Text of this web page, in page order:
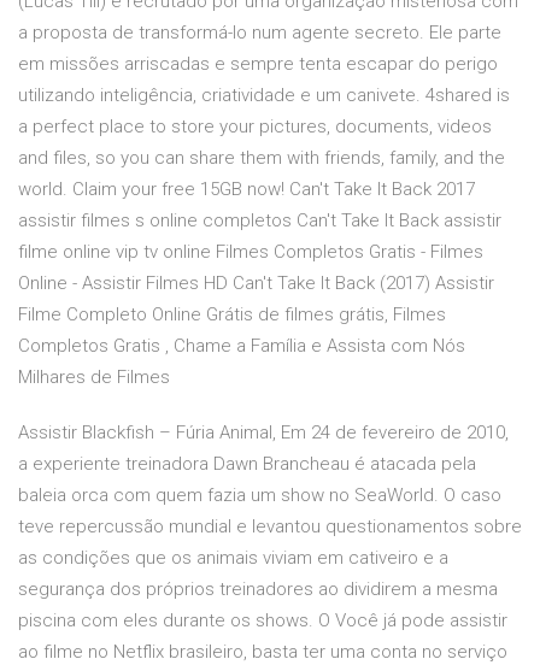
a proposta de transformá-lo num agente secreto. Ele parte
em missões arriscadas e sempre tenta escapar do perigo
utilizando inteligência, criatividade e um canivete. 4shared is
a perfect place to store your pictures, documents, videos
and files, so you can share them with friends, family, and the
world. Claim your free 15GB now! Can't Take It Back 2017
assistir filmes s online completos Can't Take It Back assistir
filme online vip tv online Filmes Completos Gratis - Filmes
Online - Assistir Filmes HD Can't Take It Back (2017) Assistir
Filme Completo Online Grátis de filmes grátis, Filmes
Completos Gratis , Chame a Família e Assista com Nós
Milhares de Filmes
Assistir Blackfish – Fúria Animal, Em 24 de fevereiro de 2010,
a experiente treinadora Dawn Brancheau é atacada pela
baleia orca com quem fazia um show no SeaWorld. O caso
teve repercussão mundial e levantou questionamentos sobre
as condições que os animais viviam em cativeiro e a
segurança dos próprios treinadores ao dividirem a mesma
piscina com eles durante os shows. O Você já pode assistir
ao filme no Netflix brasileiro, basta ter uma conta no serviço